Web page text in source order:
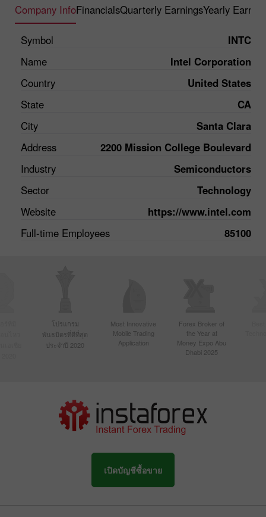
Company InfoFinancialsQuarterly EarningsYearly
Symbol
INTC
Name
Intel Corporation
Country
United States
State
CA
City
Santa Clara
Address
2200 Mission College Boulevard
Industry
Semiconductors
Sector
Technology
Website
https://www.intel.com
Full-time Employees
85100
โปรแกรม
พันธมิตรที่ดีที่สุด
ประจำปี 2020
Most Innovative
Mobile Trading
Application
Forex Broker of
the Year at
Money Expo Abu
Dhabi 2025
เปิดบัญชีซื้อขาย